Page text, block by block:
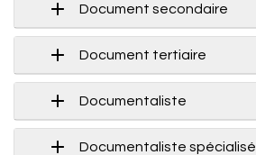
Document secondaire
Document tertiaire
Documentaliste
Documentaliste spécialisé